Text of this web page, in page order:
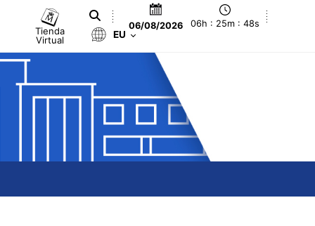
Tienda
Virtual
06/08/2026 06h : 25m : 49s
EU